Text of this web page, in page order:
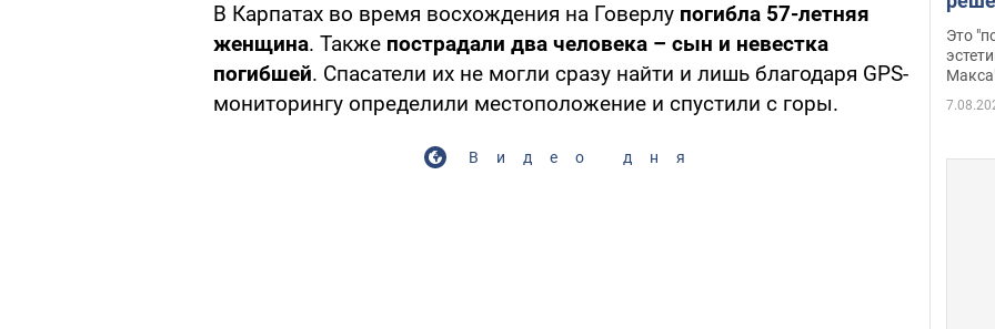
В Карпатах во время восхождения на Говерлу погибла 57-летняя
женщина. Также пострадали два человека – сын и невестка
погибшей. Спасатели их не могли сразу найти и лишь благодаря GPS-
мониторингу определили местоположение и спустили с горы.
Видео дня
Это